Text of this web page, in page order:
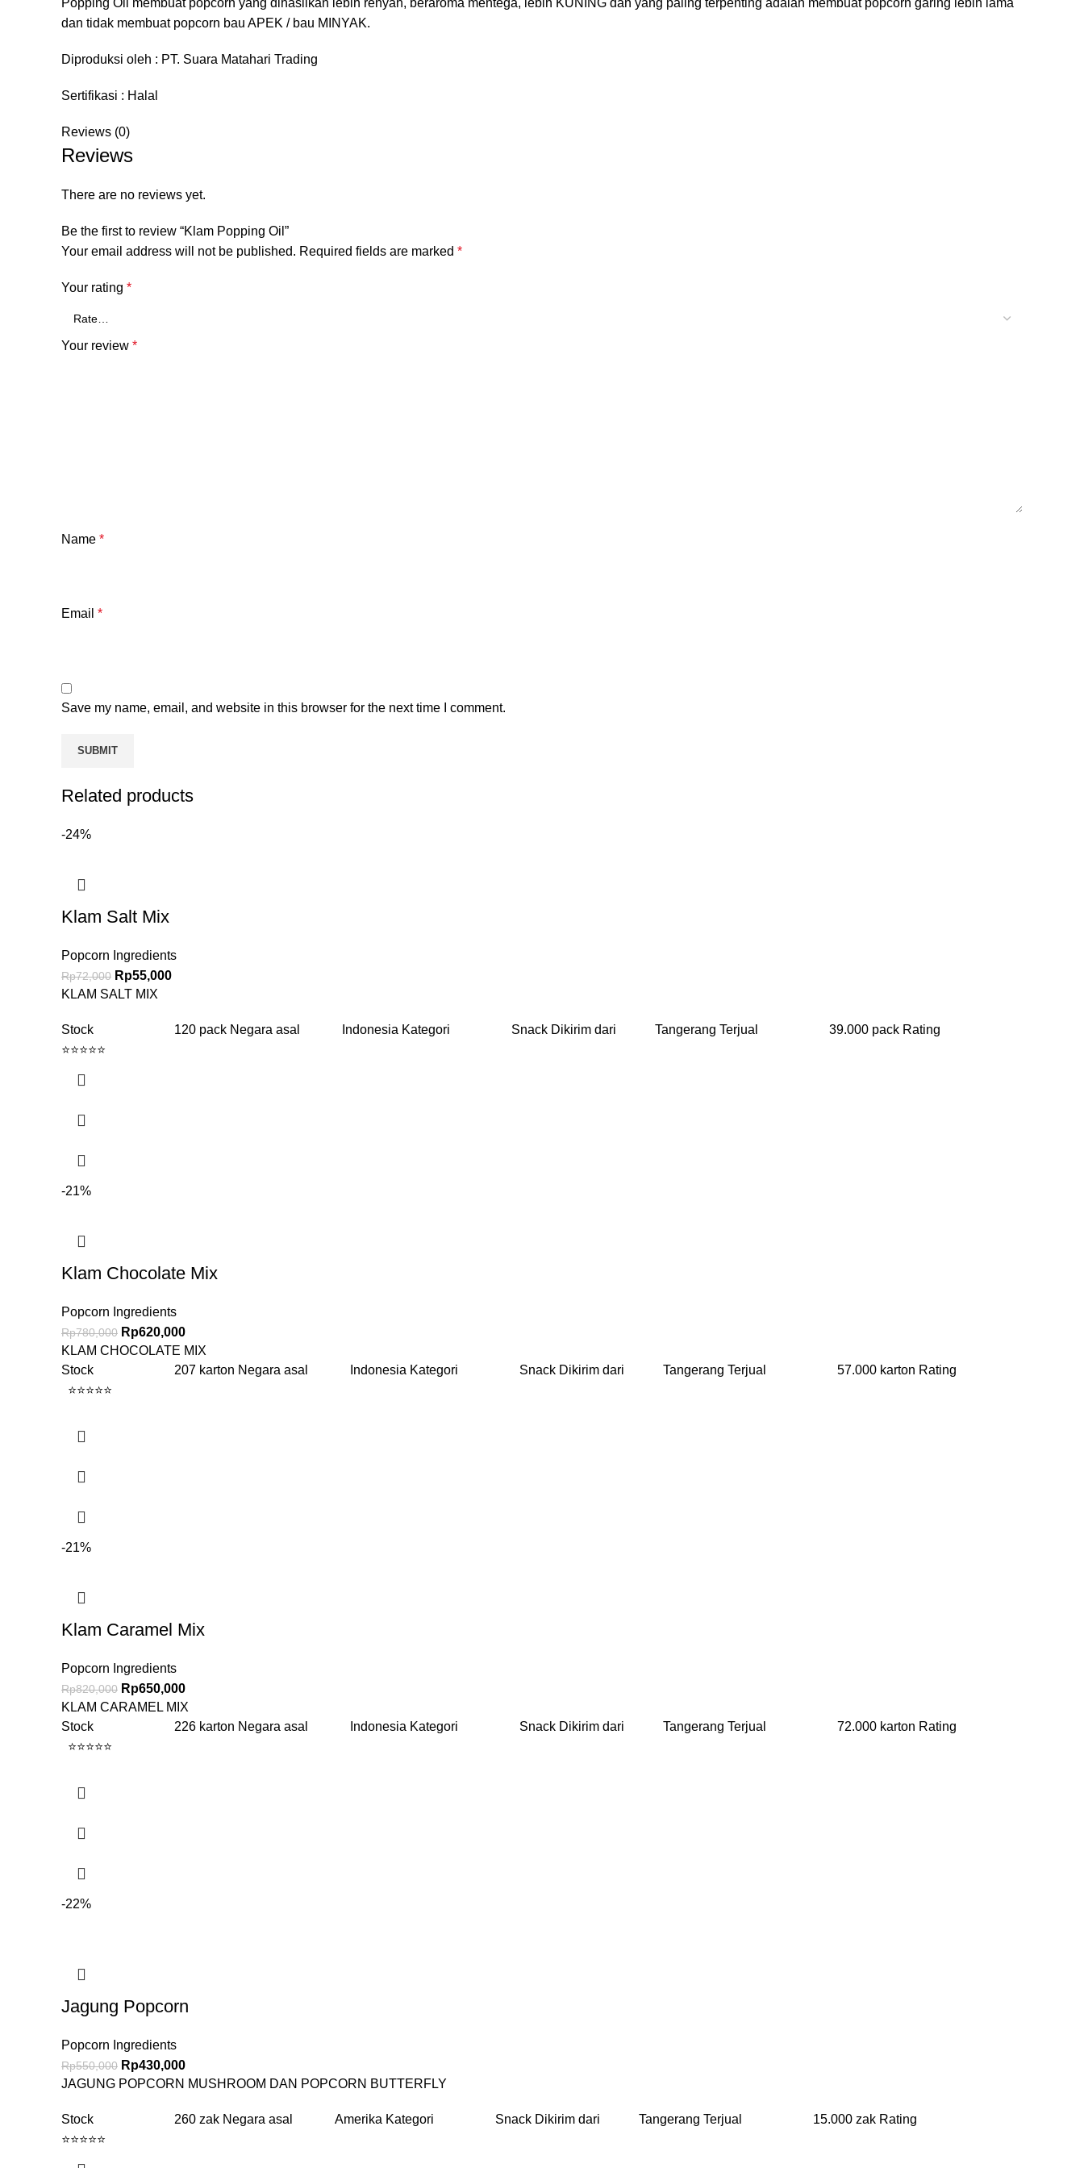
Popping Oil membuat popcorn yang dihasilkan lebih renyah, beraroma mentega, lebih KUNING dan yang paling terpenting adalah membuat popcorn garing lebih lama
dan tidak membuat popcorn bau APEK / bau MINYAK.
Diproduksi oleh : PT. Suara Matahari Trading
Sertifikasi : Halal
Reviews (0)
Reviews
There are no reviews yet.
Be the first to review “Klam Popping Oil”
Your email address will not be published. Required fields are marked *
Your rating *
Your review *
Name *
Email *
Save my name, email, and website in this browser for the next time I comment.
Related products
-24%
Klam Salt Mix
Popcorn Ingredients
Rp72,000 Rp55,000
KLAM SALT MIX
Stock 120 pack Negara asal Indonesia Kategori Snack Dikirim dari Tangerang Terjual 39.000 pack Rating
⭐⭐⭐⭐⭐
-21%
Klam Chocolate Mix
Popcorn Ingredients
Rp780,000 Rp620,000
KLAM CHOCOLATE MIX
Stock 207 karton Negara asal Indonesia Kategori Snack Dikirim dari Tangerang Terjual 57.000 karton Rating
⭐⭐⭐⭐⭐
-21%
Klam Caramel Mix
Popcorn Ingredients
Rp820,000 Rp650,000
KLAM CARAMEL MIX
Stock 226 karton Negara asal Indonesia Kategori Snack Dikirim dari Tangerang Terjual 72.000 karton Rating
⭐⭐⭐⭐⭐
-22%
Jagung Popcorn
Popcorn Ingredients
Rp550,000 Rp430,000
JAGUNG POPCORN MUSHROOM DAN POPCORN BUTTERFLY
Stock 260 zak Negara asal Amerika Kategori Snack Dikirim dari Tangerang Terjual 15.000 zak Rating
⭐⭐⭐⭐⭐